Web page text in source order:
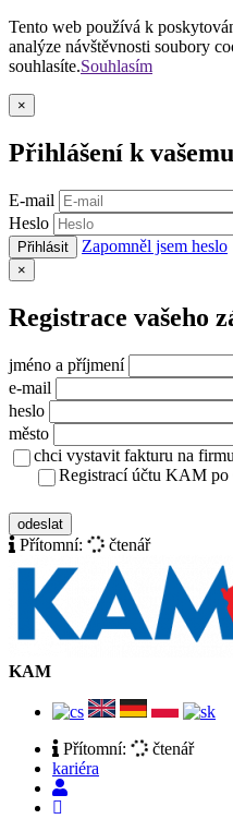
Tento web používá k
analýze návštěvnosti soubory
souhlasíte.Souhlasím
×
Přihlášení k
E-mail
Heslo
Přihlásit Zapomněl jsem heslo
×
Registrace vašeho
jméno a příjmení
e-mail
heslo
město
chci vystavit fakturu na firmu
Registrací účtu KAM po
odeslat
Přítomní: čtenář
KAM
Přítomní:
čtenář
kariéra